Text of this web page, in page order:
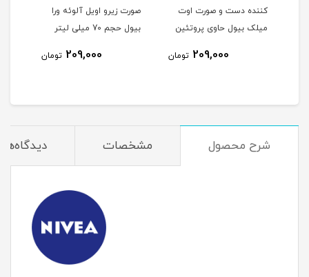
کننده دست و صورت اوت
میلک بیول حاوی پروتئین
209,000 تومان
صورت زیرو اویل آلوئه ورا
بیول حجم 70 میلی لیتر
209,000 تومان
شرح محصول مشخصات دیدگاه‌ها